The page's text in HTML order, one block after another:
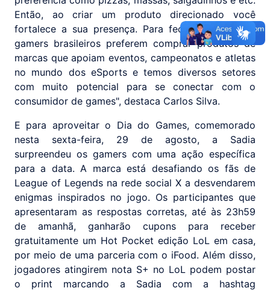
Então, ao criar um produto direcionado você
fortalece a sua presença. Para fechar, 69,8% dos
gamers brasileiros preferem comprar produtos de
marcas que apoiam eventos, campeonatos e atletas
no mundo dos eSports e temos diversos setores
com muito potencial para se conectar com o
consumidor de games", destaca Carlos Silva.
E para aproveitar o Dia do Games, comemorado
nesta sexta-feira, 29 de agosto, a Sadia
surpreendeu os gamers com uma ação específica
para a data. A marca está desafiando os fãs de
League of Legends na rede social X a desvendarem
enigmas inspirados no jogo. Os participantes que
apresentaram as respostas corretas, até às 23h59
de amanhã, ganharão cupons para receber
gratuitamente um Hot Pocket edição LoL em casa,
por meio de uma parceria com o iFood. Além disso,
jogadores atingirem nota S+ no LoL podem postar
o print marcando a Sadia com a hashtag